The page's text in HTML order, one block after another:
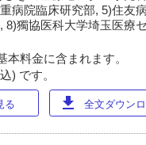
病院臨床研究部, 5)住友
獨協医科大学埼玉医療
料金に含まれます。
) です。
る download 全文ダウン